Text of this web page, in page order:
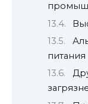
питания